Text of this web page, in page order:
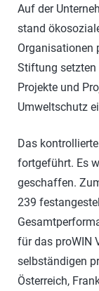
Auf der
stand
Organisationen
Stiftung setzten
Projekte und
Umweltschutz
Das
fortgeführt. Es
geschaffen.
239
für das proWIN
selbständigen
Österreich,